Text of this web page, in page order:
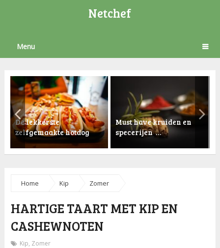
Netchef
Menu
De lekkerste
zelfgemaakte hotdog
Must have kruiden en
specerijen …
Home Kip Zomer
HARTIGE TAART MET KIP EN
CASHEWNOTEN
Kip, Zomer